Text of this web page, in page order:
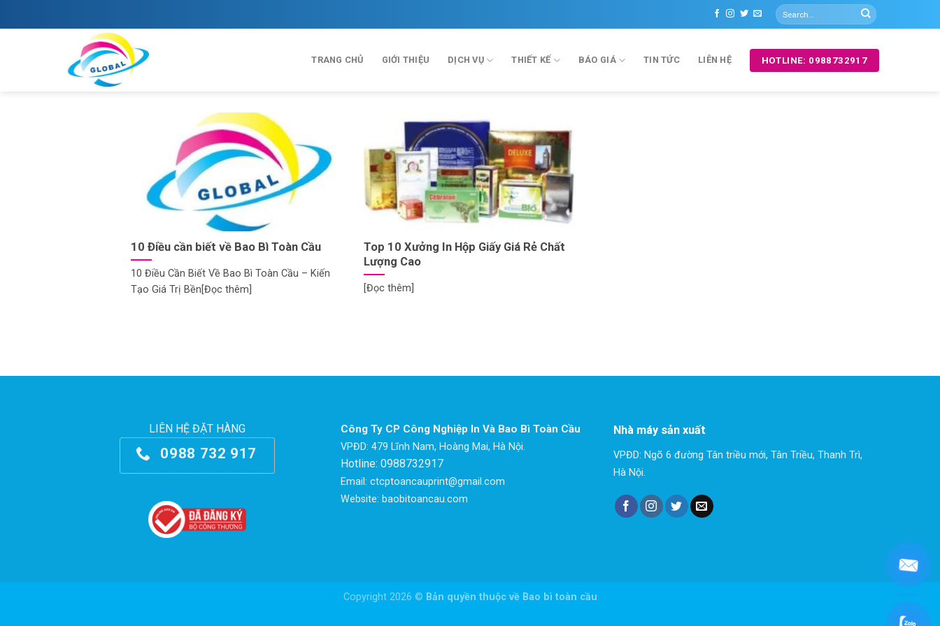
to
TRANG CHỦ GIỚI THIỆU DỊCH VỤ THIẾT KẾ BÁO GIÁ TIN TỨC LIÊN HỆ HOTLINE: 0988732917
10 Điều cần biết về Bao Bì Toàn Cầu
10 Điều Cần Biết Về Bao Bì Toàn Cầu – Kiến
Tạo Giá Trị Bền[Đọc thêm]
Top 10 Xưởng In Hộp Giấy Giá Rẻ Chất
Lượng Cao
[Đọc thêm]
LIÊN HỆ ĐẶT HÀNG
0988 732 917
Công Ty CP Công Nghiệp In Và Bao Bì Toàn Cầu
VPĐD: 479 Lĩnh Nam, Hoàng Mai, Hà Nội.
Hotline: 0988732917
Email: ctcptoancauprint@gmail.com
Website: baobitoancau.com
Nhà máy sản xuất
VPĐD: Ngõ 6 đường Tân triều mới, Tân Triều, Thanh Trì,
Hà Nội.
Copyright 2026 © Bản quyền thuộc về Bao bì toàn cầu